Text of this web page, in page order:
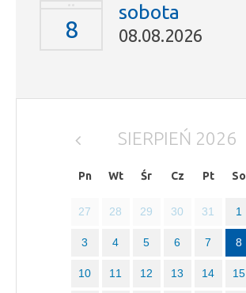
8
sobota
08.08.2026
Poprzedni
miesiąc
SIERPIEŃ 2026
Pn Wt Śr Cz Pt So
27 28 29 30 31 1
3 4 5 6 7 8
10 11 12 13 14 15